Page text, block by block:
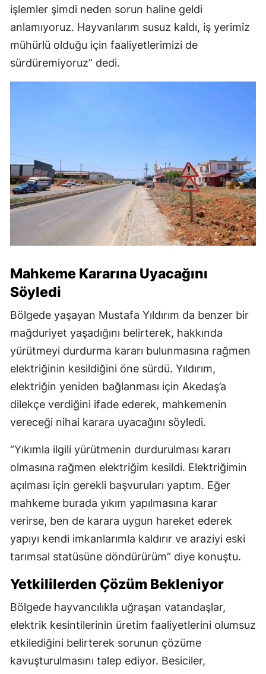
işlemler şimdi neden sorun haline geldi
anlamıyoruz. Hayvanlarım susuz kaldı, iş yerimiz
mühürlü olduğu için faaliyetlerimizi de
sürdüremiyoruz” dedi.
Mahkeme Kararına Uyacağını
Söyledi
Bölgede yaşayan Mustafa Yıldırım da benzer bir
mağduriyet yaşadığını belirterek, hakkında
yürütmeyi durdurma kararı bulunmasına rağmen
elektriğinin kesildiğini öne sürdü. Yıldırım,
elektriğin yeniden bağlanması için Akedaş’a
dilekçe verdiğini ifade ederek, mahkemenin
vereceği nihai karara uyacağını söyledi.
“Yıkımla ilgili yürütmenin durdurulması kararı
olmasına rağmen elektriğim kesildi. Elektriğimin
açılması için gerekli başvuruları yaptım. Eğer
mahkeme burada yıkım yapılmasına karar
verirse, ben de karara uygun hareket ederek
yapıyı kendi imkanlarımla kaldırır ve araziyi eski
tarımsal statüsüne döndürürüm” diye konuştu.
Yetkililerden Çözüm Bekleniyor
Bölgede hayvancılıkla uğraşan vatandaşlar,
elektrik kesintilerinin üretim faaliyetlerini olumsuz
etkilediğini belirterek sorunun çözüme
kavuşturulmasını talep ediyor. Besiciler,